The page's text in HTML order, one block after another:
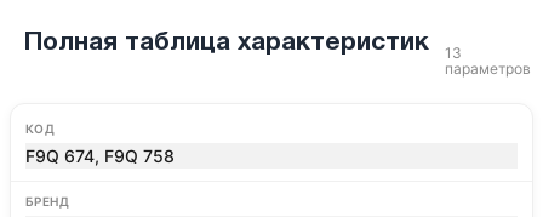
Полная таблица характеристик
13
параметров
КОД
F9Q 674, F9Q 758
БРЕНД